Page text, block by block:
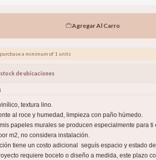
Agregar Al Carro
a minimum of 1 units
de ubicaciones
textura lino.
al roce y humedad, limpieza con paño húmedo.
papeles murales se producen especialmente para
m2, no considera instalación.
tiene un costo adicional seguís espacio y estado
requiere boceto o diseño a medida, este plazo